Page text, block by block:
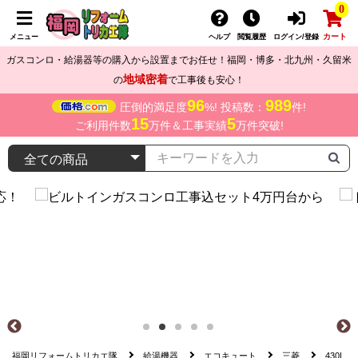
メニュー ヘルプ 閲覧履歴 ログイン/登録
0
カート
ガスコンロ・給湯器等の購入から設置までお任せ！福岡・博多・北九州・久留米
の地域密着で工事後も安心！
圧倒的満足度96%! 投稿数： 989件!
ご利用件数15万件＆工事実績5万件突破!
福岡リフォームトリカエ隊 給湯機器 エコキュート 三菱 430L